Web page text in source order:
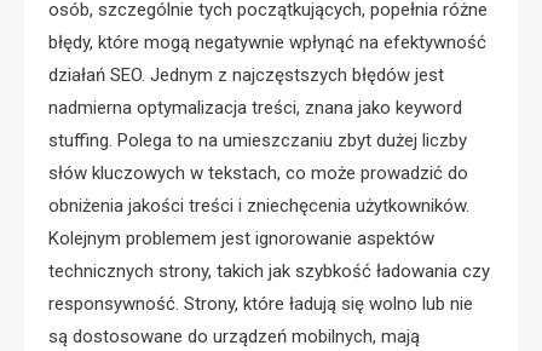
osób, szczególnie tych początkujących, popełnia różne
błędy, które mogą negatywnie wpłynąć na efektywność
działań SEO. Jednym z najczęstszych błędów jest
nadmierna optymalizacja treści, znana jako keyword
stuffing. Polega to na umieszczaniu zbyt dużej liczby
słów kluczowych w tekstach, co może prowadzić do
obniżenia jakości treści i zniechęcenia użytkowników.
Kolejnym problemem jest ignorowanie aspektów
technicznych strony, takich jak szybkość ładowania czy
responsywność. Strony, które ładują się wolno lub nie
są dostosowane do urządzeń mobilnych, mają